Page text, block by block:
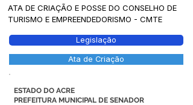
ATA DE CRIAÇÃO E POSSE DO CONSELHO DE
TURISMO E EMPREENDEDORISMO - CMTE
Legislação
Ata de Criação
ESTADO DO ACRE
PREFEITURA MUNICIPAL DE SENADOR